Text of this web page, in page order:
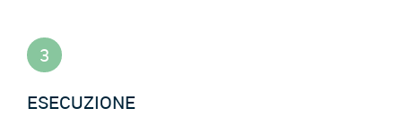
3
ESECUZIONE